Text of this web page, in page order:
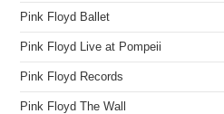
Pink Floyd Ballet
Pink Floyd Live at Pompeii
Pink Floyd Records
Pink Floyd The Wall